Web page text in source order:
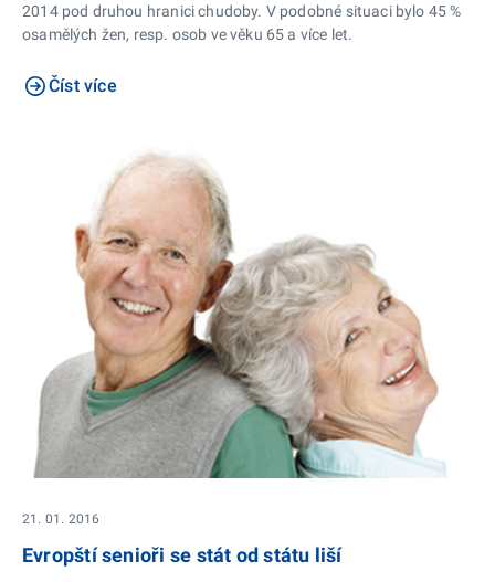
2014 pod druhou hranici chudoby. V podobné situaci bylo 45 %
osamělých žen, resp. osob ve věku 65 a více let.
Číst více
21. 01. 2016
Evropští senioři se stát od státu liší